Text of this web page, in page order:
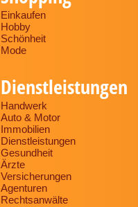
Einkaufen
Hobby
Schönheit
Mode
Dienstleistungen
Handwerk
Auto & Motor
Immobilien
Dienstleistungen
Gesundheit
Ärzte
Versicherungen
Agenturen
Rechtsanwälte